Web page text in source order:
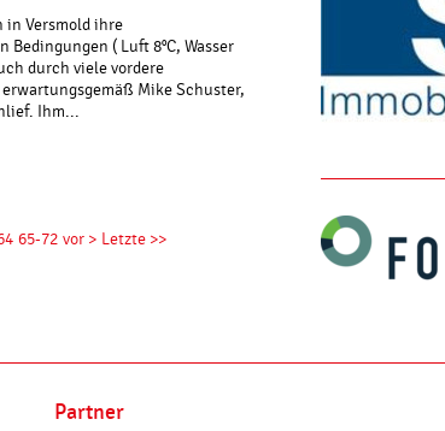
in Versmold ihre
( Luft 8°C, Wasser
durch viele vordere
Mike Schuster,
Ihm...
65-72 vor > Letzte >>
Partner